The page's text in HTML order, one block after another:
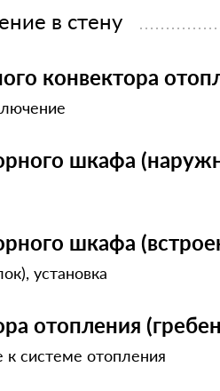
в стену
конвектора
шкафа
шкафа
установка
отопления
к системе отопления